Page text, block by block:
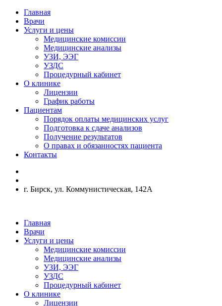
Главная
Врачи
Услуги и цены
Медицинские комиссии
Медицинские анализы
УЗИ, ЭЭГ
УЗДС
Процедурный кабинет
О клинике
Лицензии
График работы
Пациентам
Порядок оплаты медицинских услуг
Подготовка к сдаче анализов
Получение результатов
О правах и обязанностях пациента
Контакты
г. Бирск, ул. Коммунистическая, 142А
Главная
Врачи
Услуги и цены
Медицинские комиссии
Медицинские анализы
УЗИ, ЭЭГ
УЗДС
Процедурный кабинет
О клинике
Лицензии